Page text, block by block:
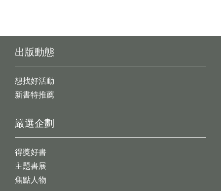
出版動態
想找好活動
新書特推薦
嚴選企劃
得獎好書
主題書展
焦點人物